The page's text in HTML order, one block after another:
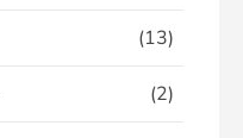
(13)
(2)